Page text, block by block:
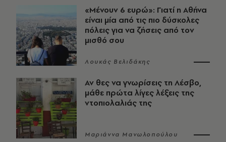
«Μένουν 6 ευρώ»: Γιατί η Αθήνα
είναι μία από τις πιο δύσκολες
πόλεις για να ζήσεις από τον
μισθό σου
Λουκάς Βελιδάκης
Αν θες να γνωρίσεις τη Λέσβο,
μάθε πρώτα λίγες λέξεις της
ντοπιολαλιάς της
Μαριάννα Μανωλοπούλου